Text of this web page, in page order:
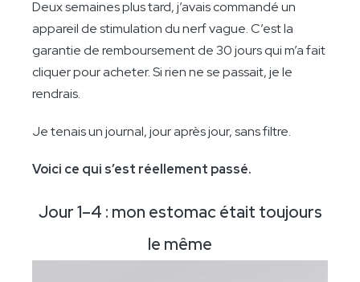
Deux semaines plus tard, j’avais commandé un
appareil de stimulation du nerf vague. C’est la
garantie de remboursement de 30 jours qui m’a fait
cliquer pour acheter. Si rien ne se passait, je le
rendrais.
Je tenais un journal, jour après jour, sans filtre.
Voici ce qui s’est réellement passé.
Jour 1–4 : mon estomac était toujours
le même